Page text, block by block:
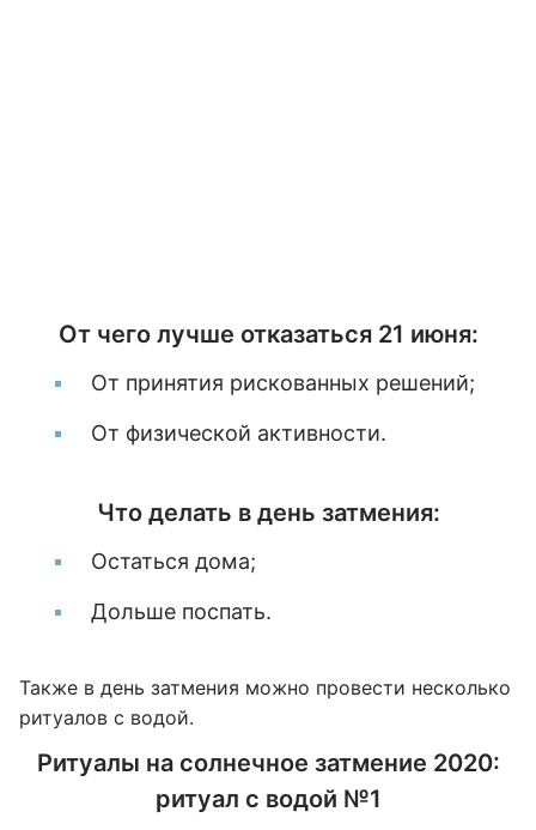
От чего лучше отказаться 21 июня:
От принятия рискованных решений;
От физической активности.
Что делать в день затмения:
Остаться дома;
Дольше поспать.
Также в день затмения можно провести несколько
ритуалов с водой.
Ритуалы на солнечное затмение 2020:
ритуал с водой №1